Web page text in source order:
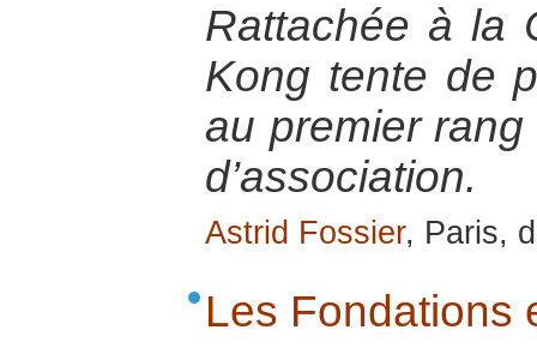
Rattachée à la
Kong tente de
au premier rang
d’association.
Astrid Fossier, Paris,
Les Fondations